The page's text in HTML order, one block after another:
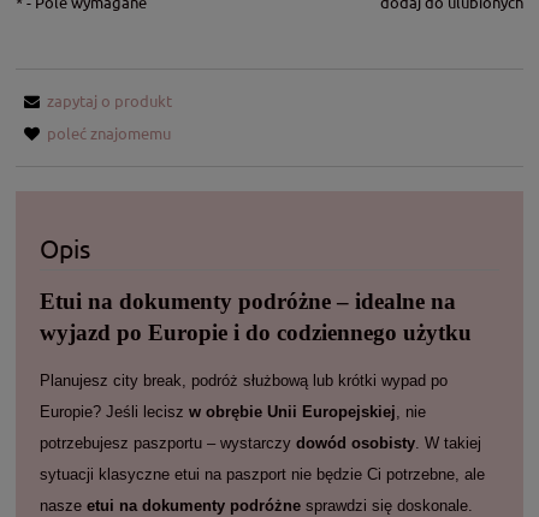
zapytaj o produkt
poleć znajomemu
Opis
Etui na dokumenty podróżne – idealne na
wyjazd po Europie i do codziennego użytku
Planujesz city break, podróż służbową lub krótki wypad po
Europie? Jeśli lecisz w obrębie Unii Europejskiej , nie
potrzebujesz paszportu – wystarczy dowód osobisty . W takiej
sytuacji klasyczne etui na paszport nie będzie Ci potrzebne, ale
nasze etui na dokumenty podróżne sprawdzi się doskonale.